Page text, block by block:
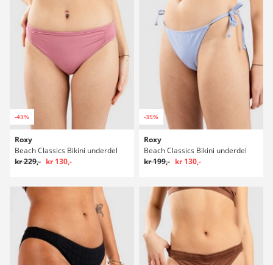
-43%
Roxy
Beach Classics Bikini underdel
kr 229,- kr 130,-
-35%
Roxy
Beach Classics Bikini underdel
kr 199,- kr 130,-